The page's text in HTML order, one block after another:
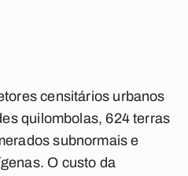
censitários urbanos
quilombolas, 624 terras
subnormais e
O custo da